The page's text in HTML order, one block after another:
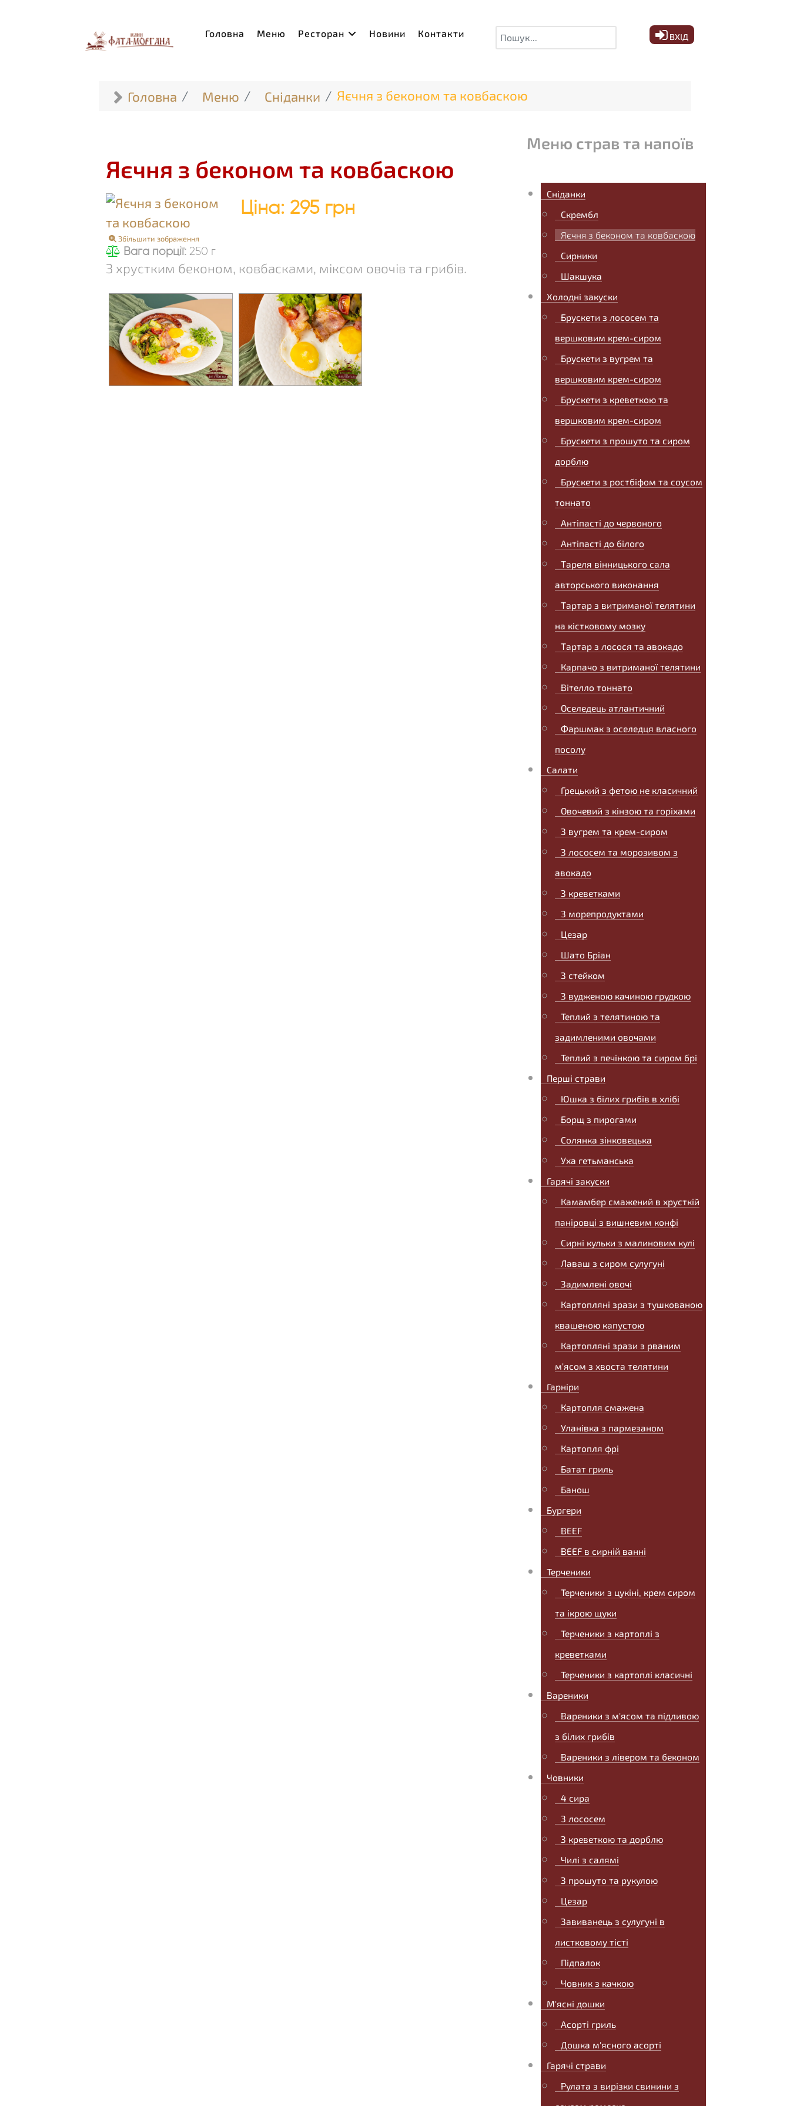
Головна Меню Ресторан Новини Контакти Пошук ВХІД
Головна Меню Сніданки Яєчня з беконом та ковбаскою
Яєчня з беконом та ковбаскою
Збільшити зображення
Ціна: 295 грн
Вага порції: 250 г
З хрустким беконом, ковбасками, міксом овочів та грибів.
Меню страв та напоїв
Сніданки
Скрембл
Яєчня з беконом та ковбаскою
Сирники
Шакшука
Холодні закуски
Брускети з лососем та
вершковим крем-сиром
Брускети з вугрем та
вершковим крем-сиром
Брускети з креветкою та
вершковим крем-сиром
Брускети з прошуто та сиром
дорблю
Брускети з ростбіфом та соусом
тоннато
Антіпасті до червоного
Антіпасті до білого
Тареля вінницького сала
авторського виконання
Тартар з витриманої телятини
на кістковому мозку
Тартар з лосося та авокадо
Карпачо з витриманої телятини
Вітелло тоннато
Оселедець атлантичний
Фаршмак з оселедця власного
посолу
Салати
Грецький з фетою не класичний
Овочевий з кінзою та горіхами
З вугрем та крем-сиром
З лососем та морозивом з
авокадо
З креветками
З морепродуктами
Цезар
Шато Бріан
З стейком
З вудженою качиною грудкою
Теплий з телятиною та
задимленими овочами
Теплий з печінкою та сиром брі
Перші страви
Юшка з білих грибів в хлібі
Борщ з пирогами
Солянка зінковецька
Уха гетьманська
Гарячі закуски
Камамбер смажений в хрусткій
паніровці з вишневим конфі
Сирні кульки з малиновим кулі
Лаваш з сиром сулугуні
Задимлені овочі
Картопляні зрази з тушкованою
квашеною капустою
Картопляні зрази з рваним
м'ясом з хвоста телятини
Гарніри
Картопля смажена
Уланівка з пармезаном
Картопля фрі
Батат гриль
Банош
Бургери
BEEF
BEEF в сирній ванні
Терченики
Терченики з цукіні, крем сиром
та ікрою щуки
Терченики з картоплі з
креветками
Терченики з картоплі класичні
Вареники
Вареники з м'ясом та підливою
з білих грибів
Вареники з лівером та беконом
Човники
4 сира
З лососем
З креветкою та дорблю
Чилі з салямі
З прошуто та рукулою
Цезар
Завиванець з сулугуні в
листковому тісті
Підпалок
Човник з качкою
М'ясні дошки
Асорті гриль
Дошка м'ясного асорті
Гарячі страви
Рулата з вирізки свинини з